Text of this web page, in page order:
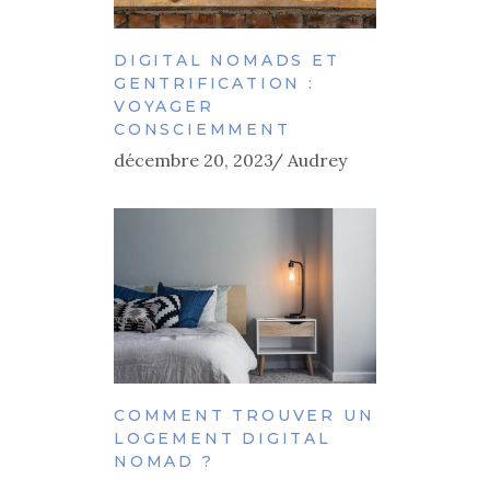
DIGITAL NOMADS ET
GENTRIFICATION :
VOYAGER
CONSCIEMMENT
décembre 20, 2023 Audrey
COMMENT TROUVER UN
LOGEMENT DIGITAL
NOMAD ?